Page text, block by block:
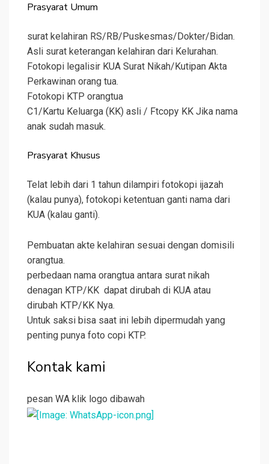
Prasyarat Umum
surat kelahiran RS/RB/Puskesmas/Dokter/Bidan.
Asli surat keterangan kelahiran dari Kelurahan.
Fotokopi legalisir KUA Surat Nikah/Kutipan Akta
Perkawinan orang tua.
Fotokopi KTP orangtua
C1/Kartu Keluarga (KK) asli / Ftcopy KK Jika nama
anak sudah masuk.
Prasyarat Khusus
Telat lebih dari 1 tahun dilampiri fotokopi ijazah
(kalau punya), fotokopi ketentuan ganti nama dari
KUA (kalau ganti).
Pembuatan akte kelahiran sesuai dengan domisili
orangtua.
perbedaan nama orangtua antara surat nikah
denagan KTP/KK dapat dirubah di KUA atau
dirubah KTP/KK Nya.
Untuk saksi bisa saat ini lebih dipermudah yang
penting punya foto copi KTP.
Kontak kami
pesan WA klik logo dibawah